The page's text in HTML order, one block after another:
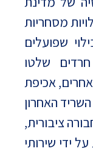
מסחריות
שפועלים
שלטו
אכיפת
האחרון
ציבורית,
ידי שירותי